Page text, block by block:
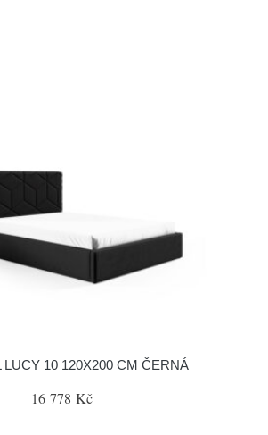
LUCY 10 120X200 CM ČERNÁ
16 778 Kč